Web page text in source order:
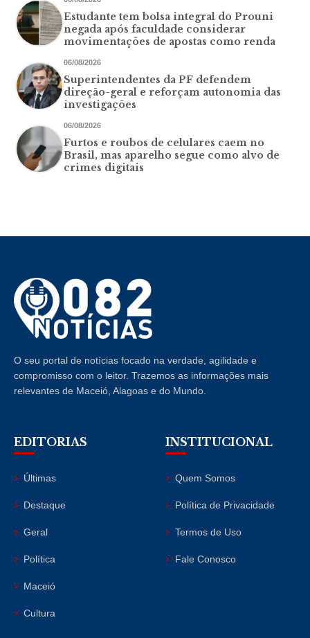
Estudante tem bolsa integral do Prouni
negada após faculdade considerar
movimentações de apostas como renda
06/08/2026
Superintendentes da PF defendem
direção-geral e reforçam autonomia das
investigações
06/08/2026
Furtos e roubos de celulares caem no
Brasil, mas aparelho segue como alvo de
crimes digitais
O seu portal de notícias focado na verdade, agilidade e
compromisso com o leitor. Trazemos as informações mais
relevantes de Maceió, Alagoas e do Mundo.
EDITORIAS
Últimas
Destaque
Geral
Política
Maceió
Cultura
INSTITUCIONAL
Quem Somos
Política de Privacidade
Termos de Uso
Fale Conosco